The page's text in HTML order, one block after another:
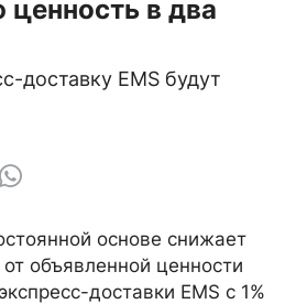
в два
доставку EMS будут
основе снижает
объявленной ценности
доставки EMS с 1%